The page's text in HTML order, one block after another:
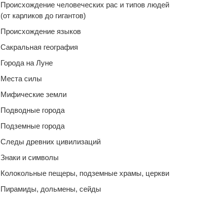
Происхождение человеческих рас и типов людей
(от карликов до гигантов)
Происхождение языков
Сакральная география
Города на Луне
Места силы
Мифические земли
Подводные города
Подземные города
Следы древних цивилизаций
Знаки и символы
Колокольные пещеры, подземные храмы, церкви
Пирамиды, дольмены, сейды